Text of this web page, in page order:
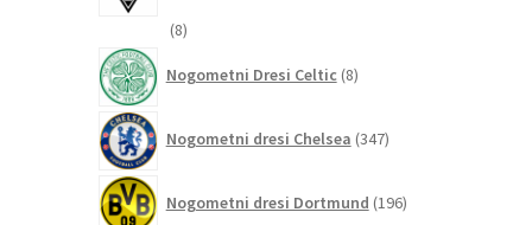
88
Nogometni Dresi Celtic 8izdelkov
Nogometni dresi Chelsea 347izdelkov
Nogometni dresi Dortmund 196izdelkov